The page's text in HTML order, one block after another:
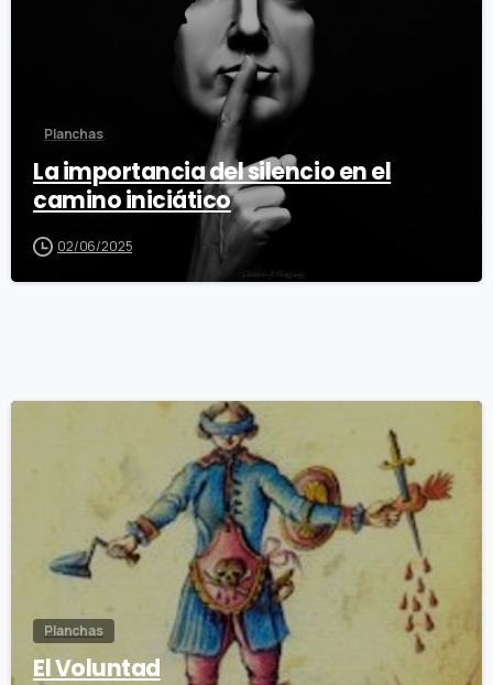
Planchas
La importancia del silencio en el
camino iniciático
02/06/2025
Planchas
El Voluntad